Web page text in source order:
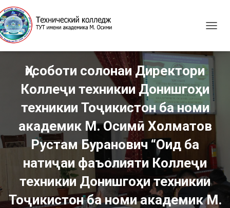
G
L
E
N
A
V
G
A
T
O
Ҳисоботи солонаи Директори
Коллеҷи техникии Донишгоҳи
техникии Тоҷикистон ба номи
академик М. Осимӣ Холматов
Рустам Буранович “Оид ба
натиҷаи фаъолияти Коллеҷи
техникии Донишгоҳи техникии
Тоҷикистон ба номи академик М.